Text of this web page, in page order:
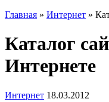
Главная » Интернет »
Каталог
Интернете
Интернет 18.03.2012